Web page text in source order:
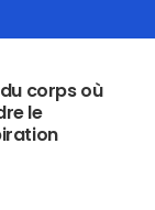
corps où
le